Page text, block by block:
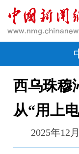
西乌珠穆
从“用上
2025年12